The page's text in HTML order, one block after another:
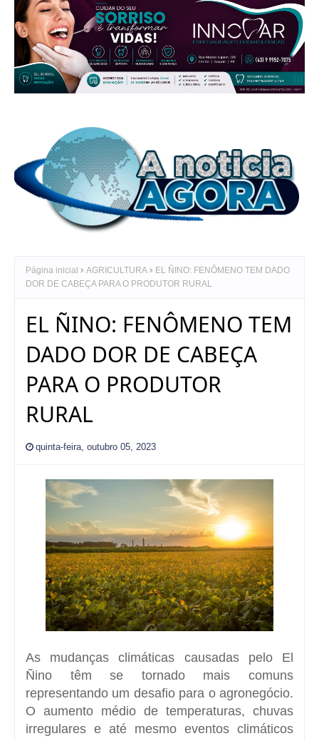
Página inicial AGRICULTURA
EL ÑINO: FENÔMENO TEM DADO
DOR DE CABEÇA PARA O PRODUTOR RURAL
EL ÑINO: FENÔMENO TEM
DADO DOR DE CABEÇA
PARA O PRODUTOR
RURAL
quinta-feira, outubro 05, 2023
As mudanças climáticas causadas pelo El
Ñino têm se tornado mais comuns
representando um desafio para o agronegócio.
O aumento médio de temperaturas, chuvas
irregulares e até mesmo eventos climáticos